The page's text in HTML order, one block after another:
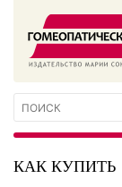
КАК КУПИТЬ